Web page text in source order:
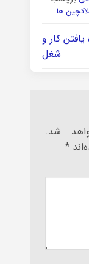
ها
کار و
شغل
شد.
*